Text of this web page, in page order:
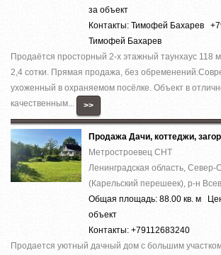
за объект
Контакты: Тимофей Бахарев
Тимофей Бахарев
Продаётся просторный 2-х этажный таунхаус 118
2,4 сотки. Прямая продажа, без
ухоженный в охраняемом посёлке. Объект в
качественным...
>>
Продажа Дачи, коттеджи,
Метростроевец СНТ
Ленинградская область, Север-
(Карельский перешеек), р-н
Общая площадь: 88.00 кв. м
объект
Контакты: +79112683240
Продается уютный дачный дом с большим